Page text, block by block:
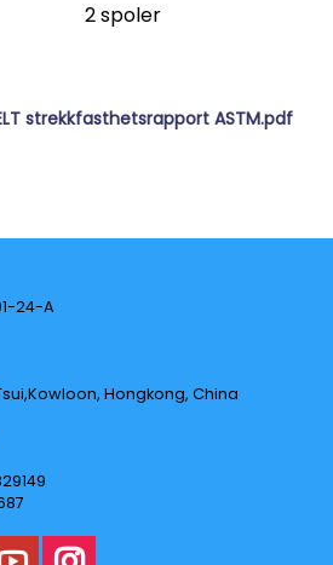
2 spoler
strekkfasthetsrapport ASTM.pdf
24-A
Hongkong, China